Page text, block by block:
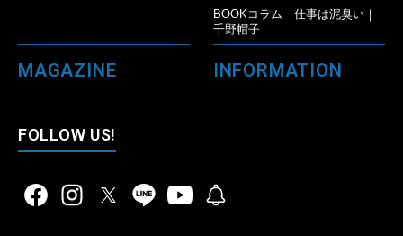
BOOKコラム 仕事は泥臭い｜
千野帽子
MAGAZINE INFORMATION
FOLLOW US!